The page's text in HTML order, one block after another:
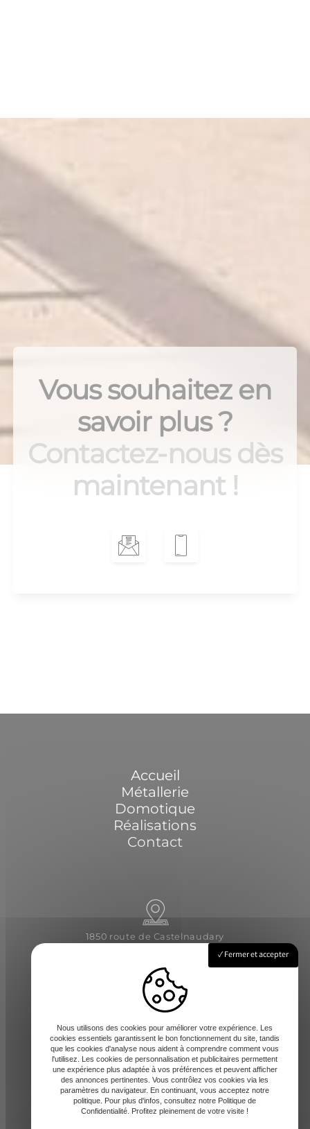
Vous souhaitez en
savoir plus ?
Contactez-nous dès
maintenant !
Accueil
Métallerie
Domotique
Réalisations
Contact
1850 route de Castelnaudary
contact@amd-31.fr
Fermer et accepter
Nous utilisons des cookies pour améliorer votre expérience. Les
cookies essentiels garantissent le bon fonctionnement du site, tandis
que les cookies d'analyse nous aident à comprendre comment vous
l'utilisez. Les cookies de personnalisation et publicitaires permettent
une expérience plus adaptée à vos préférences et peuvent afficher
des annonces pertinentes. Vous contrôlez vos cookies via les
paramètres du navigateur. En continuant, vous acceptez notre
politique. Pour plus d'infos, consultez notre Politique de
Confidentialité. Profitez pleinement de votre visite !